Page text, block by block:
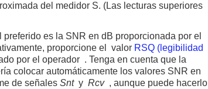
del medidor S. (Las lecturas superiores
es la SNR en dB proporcionada por el
proporcione el valor RSQ (legibilidad
por el operador . Tenga en cuenta que la
colocar automáticamente los valores SNR en
de señales Snt y Rcv, aunque puede hacerlo